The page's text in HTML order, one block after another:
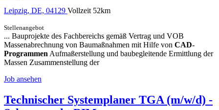
Leipzig, DE, 04129 Vollzeit 52km
Stellenangebot
... Bauprojekte des Fachbereichs gemäß Vertrag und VOB
Massenabrechnung von Baumaßnahmen mit Hilfe von CAD-
Programmen Aufmaßerstellung und baubegleitende Ermittlung der
Massen Zusammenstellung der
Job ansehen
Technischer Systemplaner TGA (m/w/d) -